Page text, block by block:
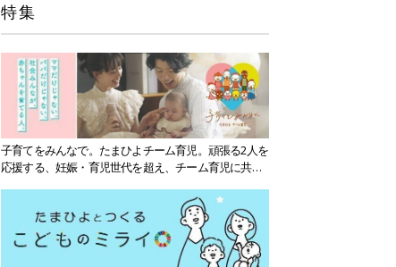
特集
子育てをみんなで。たまひよチーム育児。頑張る2人を
応援する、妊娠・育児世代を超え、チーム育児に共感